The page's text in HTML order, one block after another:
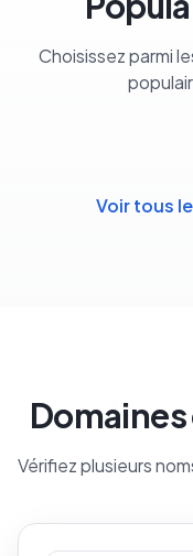
Choisissez parmi
Voir tous
Vérifiez plusieurs